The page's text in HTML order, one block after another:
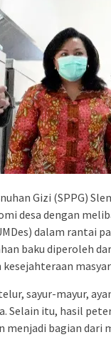
Gizi (SPPG)
desa dengan
dalam rantai
baku diperoleh
sayur-mayur,
Selain itu, hasil
bagian dari